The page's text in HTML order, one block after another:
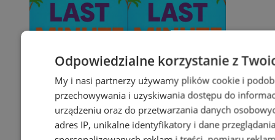
Odpowiedzialne korzystanie z
My i nasi partnerzy używamy plików cookie i
przechowywania i uzyskiwania dostępu do
urządzeniu oraz do przetwarzania danych
adres IP, unikalne identyfikatory i dane